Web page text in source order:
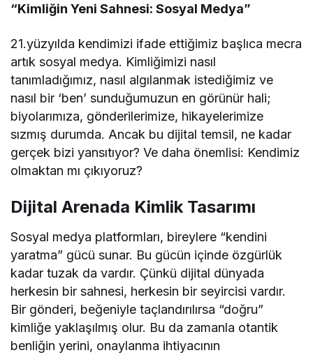
“Kimliğin Yeni Sahnesi: Sosyal Medya”
21.yüzyılda kendimizi ifade ettiğimiz başlıca mecra
artık sosyal medya. Kimliğimizi nasıl
tanımladığımız, nasıl algılanmak istediğimiz ve
nasıl bir ‘ben’ sunduğumuzun en görünür hali;
biyolarımıza, gönderilerimize, hikayelerimize
sızmış durumda. Ancak bu dijital temsil, ne kadar
gerçek bizi yansıtıyor? Ve daha önemlisi: Kendimiz
olmaktan mı çıkıyoruz?
Dijital Arenada Kimlik Tasarımı
Sosyal medya platformları, bireylere “kendini
yaratma” gücü sunar. Bu gücün içinde özgürlük
kadar tuzak da vardır. Çünkü dijital dünyada
herkesin bir sahnesi, herkesin bir seyircisi vardır.
Bir gönderi, beğeniyle taçlandırılırsa “doğru”
kimliğe yaklaşılmış olur. Bu da zamanla otantik
benliğin yerini, onaylanma ihtiyacının